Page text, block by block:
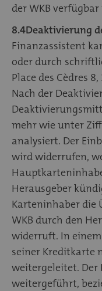
der WKB verfügbar
8.4Deaktivierung
Finanzassistent
oder durch
Place des Cèdres
Nach der
mehr wie unter
analysiert. Der
wird widerrufen,
Herausgeber
Karteninhaber die
WKB durch den
widerruft. In
seiner Kreditkarte
weitergeleitet.
weitergeführt,